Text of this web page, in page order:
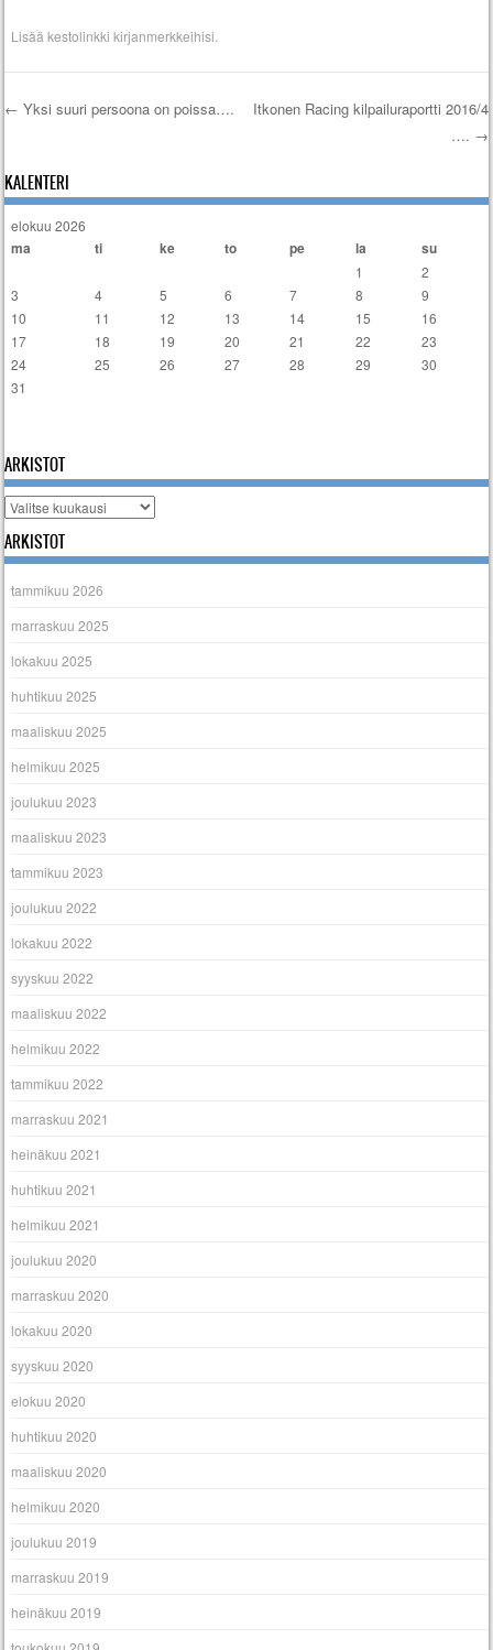
Lisääkestolinkki kirjanmerkkeihisi.
← Yksi suuri persoona on poissa….
Itkonen Racing kilpailuraportti 2016/4
…. →
KALENTERI
elokuu 2026
ma ti ke to pe la su
1
2
3
4 5 6 7 8
9
10
11 12 13 14 15
16
17
18 19 20 21 22
23
24
25 26 27 28 29
30
31
ARKISTOT
Arkistot
ARKISTOT
tammikuu 2026
marraskuu 2025
lokakuu 2025
huhtikuu 2025
maaliskuu 2025
helmikuu 2025
joulukuu 2023
maaliskuu 2023
tammikuu 2023
joulukuu 2022
lokakuu 2022
syyskuu 2022
maaliskuu 2022
helmikuu 2022
tammikuu 2022
marraskuu 2021
heinäkuu 2021
huhtikuu 2021
helmikuu 2021
joulukuu 2020
marraskuu 2020
lokakuu 2020
syyskuu 2020
elokuu 2020
huhtikuu 2020
maaliskuu 2020
helmikuu 2020
joulukuu 2019
marraskuu 2019
heinäkuu 2019